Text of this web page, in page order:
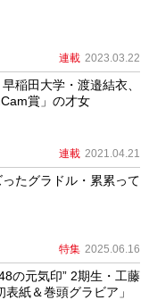
連載 2023.03.22
稲田大学・渡邉結衣、
賞」の才女
連載 2021.04.21
たグラドル・累累って
特集 2025.06.16
の元気印” 2期生・工藤
紙＆巻頭グラビア」